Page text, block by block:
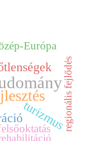
turizmus
Európa
regionális fejlődés